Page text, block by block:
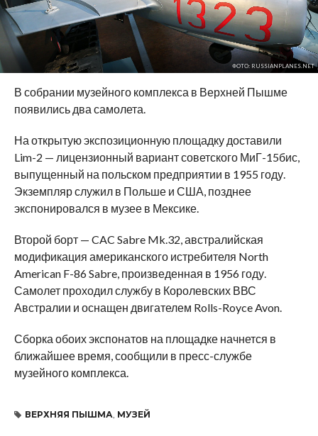
ФОТО: RUSSIANPLANES.NET
В собрании музейного комплекса в Верхней Пышме
появились два самолета.
На открытую экспозиционную площадку доставили
Lim-2 — лицензионный вариант советского МиГ-15бис,
выпущенный на польском предприятии в 1955 году.
Экземпляр служил в Польше и США, позднее
экспонировался в музее в Мексике.
Второй борт — CAC Sabre Mk.32, австралийская
модификация американского истребителя North
American F-86 Sabre, произведенная в 1956 году.
Самолет проходил службу в Королевских ВВС
Австралии и оснащен двигателем Rolls-Royce Avon.
Сборка обоих экспонатов на площадке начнется в
ближайшее время, сообщили в пресс-службе
музейного комплекса.
ВЕРХНЯЯ ПЫШМА МУЗЕЙ